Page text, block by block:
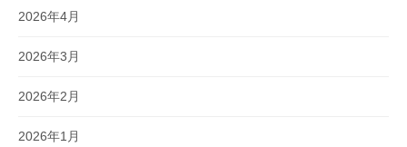
2026年4月
2026年3月
2026年2月
2026年1月